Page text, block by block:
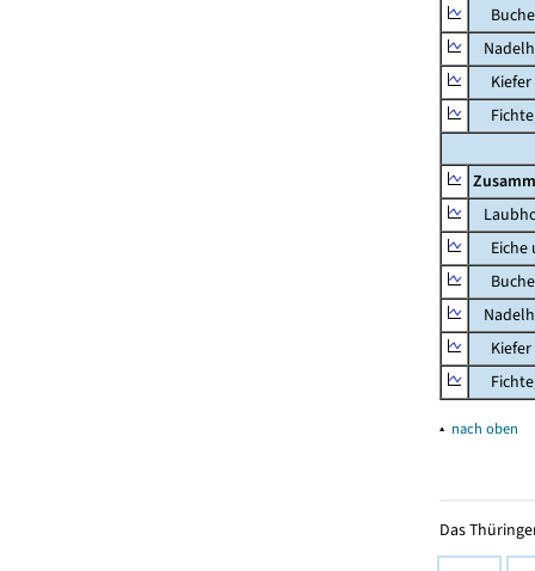
Kiefer
Eiche
Kiefer
▴ nach oben
Das